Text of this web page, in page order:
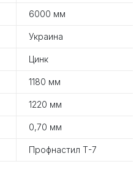
6000 мм
Украина
Цинк
1180 мм
1220 мм
0,70 мм
Профнастил Т-7